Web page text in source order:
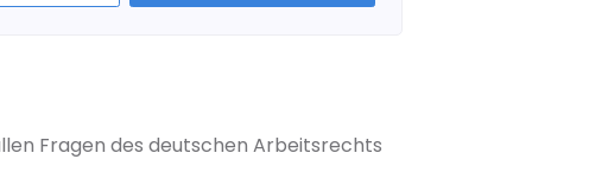
Fragen des deutschen Arbeitsrechts